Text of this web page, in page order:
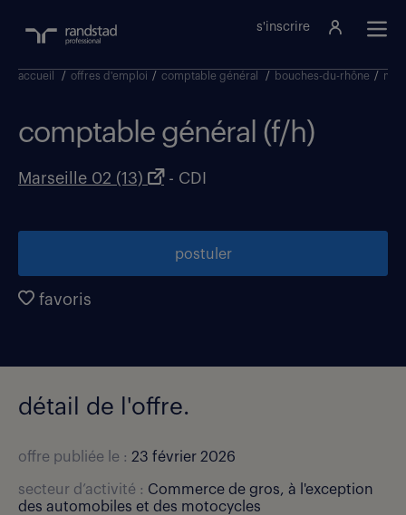
s'inscrire
accueil / offres d'emploi / comptable général / bouches-du-rhône /
comptable général (f/h)
Marseille 02 (13) - CDI
postuler
favoris
détail de l'offre.
offre publiée le : 23 février 2026
secteur d’activité : Commerce de gros, à l'exception
des automobiles et des motocycles